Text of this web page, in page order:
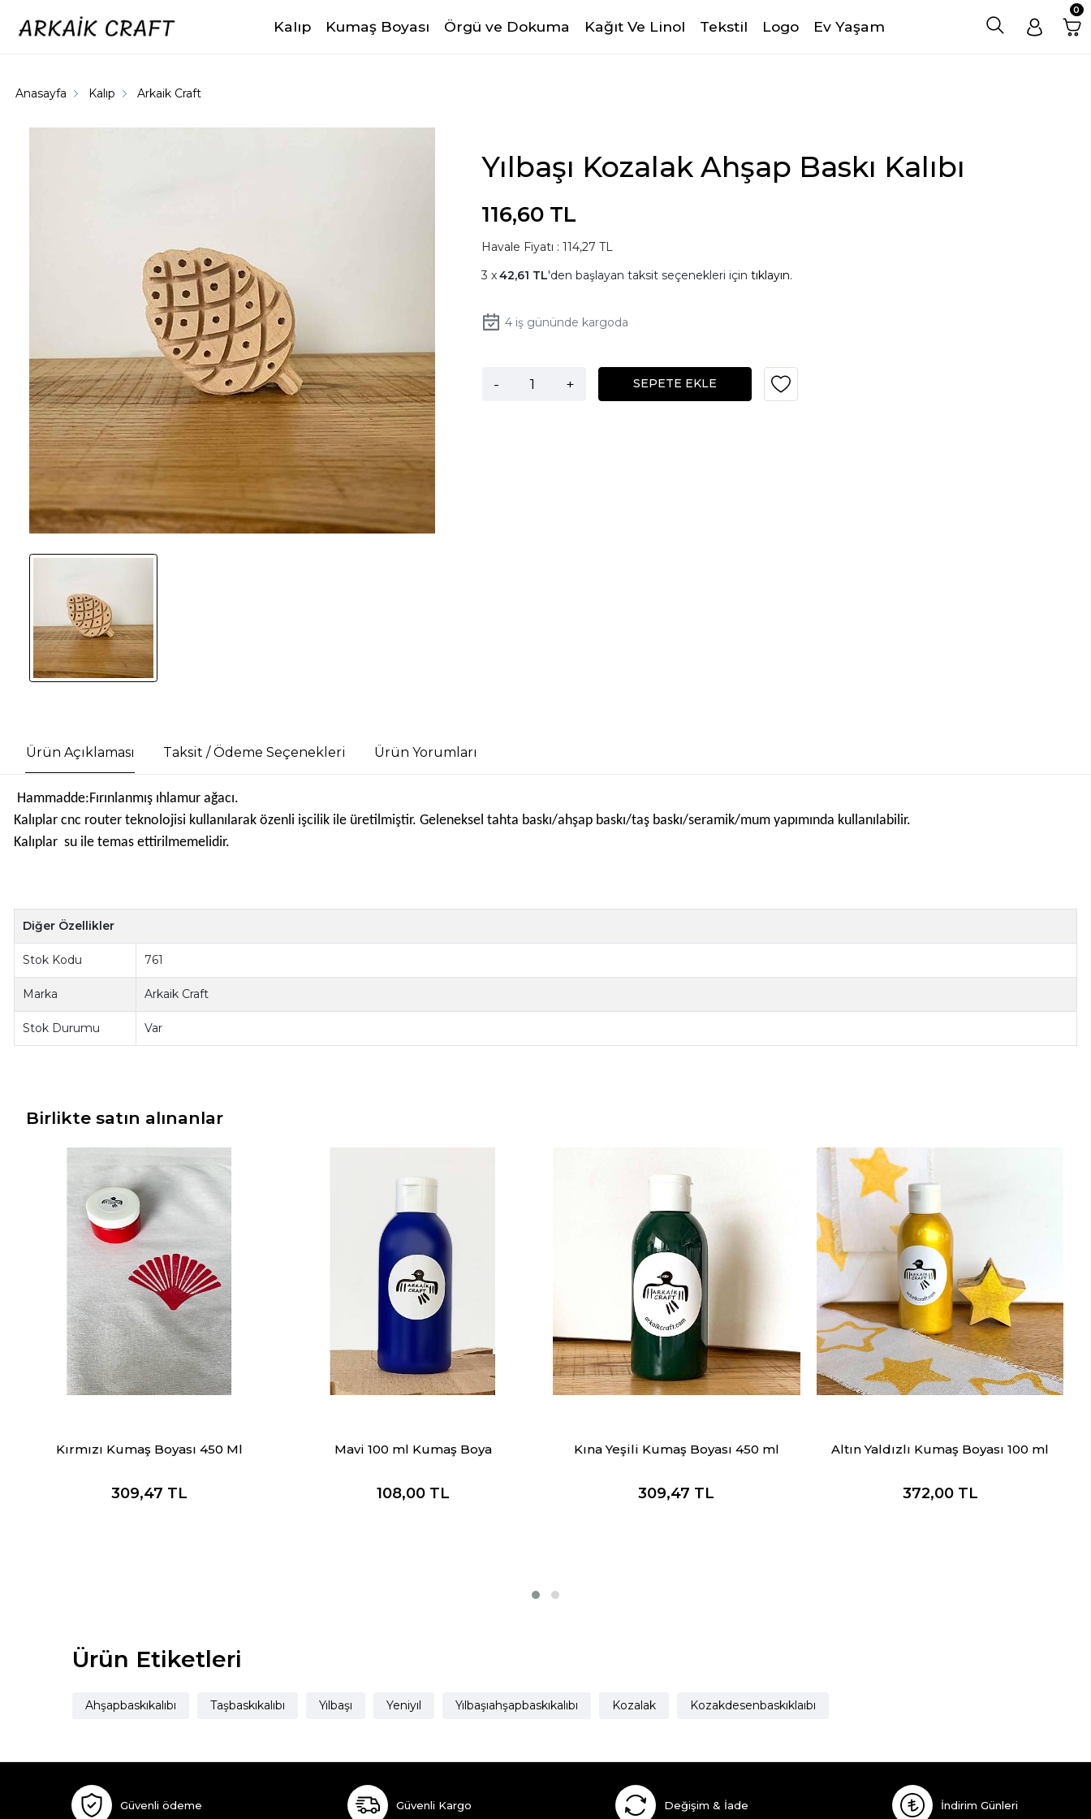
Kalıp Kumaş Boyası Örgü ve Dokuma Kağıt Ve Linol Tekstil Logo Ev Yaşam
0
Anasayfa Kalıp Arkaik Craft
Yılbaşı Kozalak Ahşap Baskı Kalıbı
116,60 TL
Havale Fiyatı : 114,27 TL
42,61 TL'den başlayan taksit seçenekleri için tıklayın.
4 iş gününde kargoda
- + SEPETE EKLE
Ürün Açıklaması Taksit / Ödeme Seçenekleri Ürün Yorumları
Hammadde:Fırınlanmış ıhlamur ağacı.
Kalıplar cnc router teknolojisi kullanılarak özenli işcilik ile üretilmiştir. Geleneksel tahta baskı/ahşap baskı/taş baskı/seramik/mum yapımında kullanılabilir.
Kalıplar su ile temas ettirilmemelidir.
Diğer Özellikler
Stok Kodu 761
Marka Arkaik Craft
Stok Durumu Var
Birlikte satın alınanlar
Kırmızı Kumaş Boyası 450 Ml
309,47 TL
Mavi 100 ml Kumaş Boya
108,00 TL
Kına Yeşili Kumaş Boyası 450 ml
309,47 TL
Altın Yaldızlı Kumaş Boyası 100 ml
372,00 TL
Ürün Etiketleri
Ahşapbaskıkalıbı Taşbaskıkalıbı Yılbaşı Yeniyıl Yılbaşıahşapbaskıkalıbı Kozalak Kozakdesenbaskıklaıbı
Güvenli ödeme Güvenli Kargo Değişim & İade İndirim Günleri